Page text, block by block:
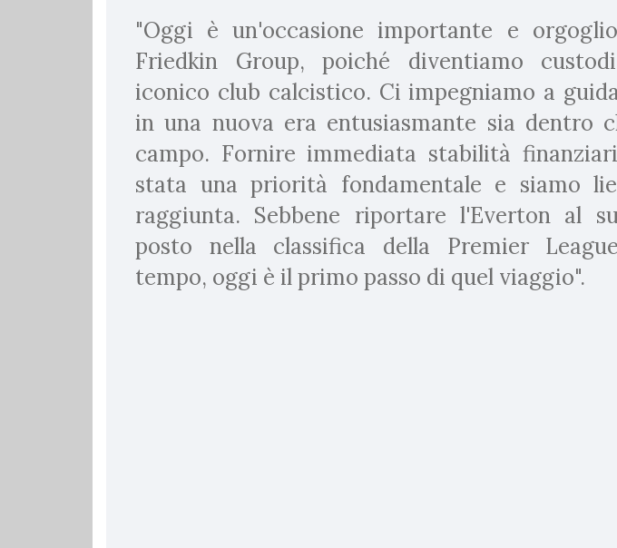
"Oggi è un'occasione importante e
Friedkin Group, poiché diventiamo
iconico club calcistico. Ci impegniamo a
in una nuova era entusiasmante sia dentro
campo. Fornire immediata stabilità
stata una priorità fondamentale e siamo
raggiunta. Sebbene riportare l'Everton al
posto nella classifica della Premier
tempo, oggi è il primo passo di quel viaggio".